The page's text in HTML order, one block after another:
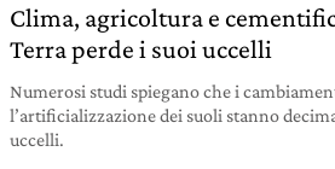
Clima, agricoltura e
Terra perde i suoi uccelli
Numerosi studi spiegano che i
l’artificializzazione dei suoli stanno
uccelli.